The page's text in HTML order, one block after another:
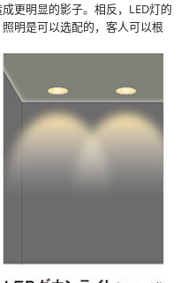
更明显的影子。相反，LED灯的
明是可以选配的，客人可以根